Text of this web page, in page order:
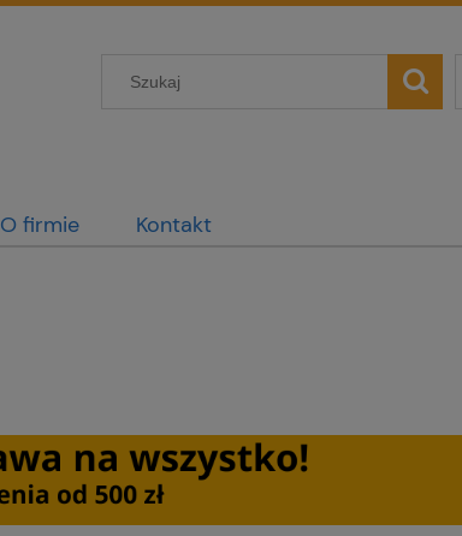
O firmie Kontakt